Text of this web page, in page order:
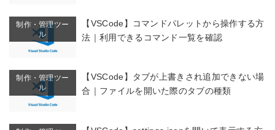
制作・管理ツー
ル
【VSCode】コマンドパレットから操作する方
法｜利用できるコマンド一覧を確認
制作・管理ツー
ル
【VSCode】タブが上書きされ追加できない場
合｜ファイルを開いた際のタブの種類